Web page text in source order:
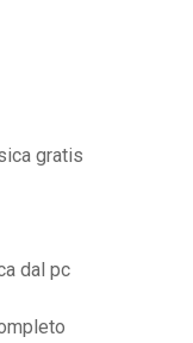
gratis
dal pc